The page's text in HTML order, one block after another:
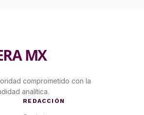
MX
comprometido con la
analítica.
REDACCIÓN